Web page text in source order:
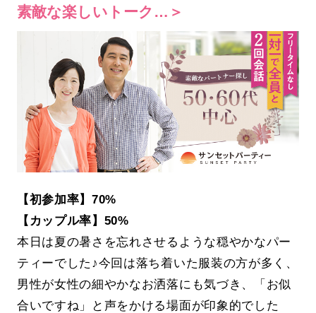
素敵な楽しいトーク…＞
【初参加率】70%
【カップル率】50%
本日は夏の暑さを忘れさせるような穏やかなパー
ティーでした♪今回は落ち着いた服装の方が多く、
男性が女性の細やかなお洒落にも気づき、「お似
合いですね」と声をかける場面が印象的でした